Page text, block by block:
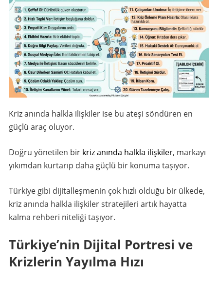
Kriz anında halkla ilişkiler ise bu ateşi söndüren en
güçlü araç oluyor.
Doğru yönetilen birkriz anında halkla ilişkiler, markayı
yıkımdan kurtarıp daha güçlü bir konuma taşıyor.
Türkiye gibi dijitalleşmenin çok hızlı olduğu bir ülkede,
kriz anında halkla ilişkiler stratejileri artık hayatta
kalma rehberi niteliği taşıyor.
Türkiye’nin Dijital Portresi ve
Krizlerin Yayılma Hızı